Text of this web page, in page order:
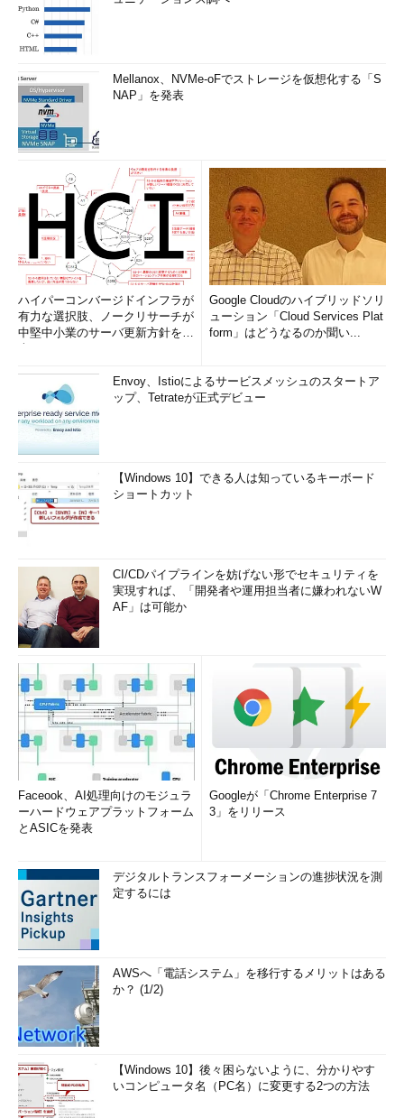
Mellanox、NVMe-oFでストレージを仮想化する「S
NAP」を発表
ハイパーコンバージドインフラが
有力な選択肢、ノークリサーチが
中堅中小業のサーバ更新方針を調
Google Cloudのハイブリッドソリ
ューション「Cloud Services Plat
form」はどうなるのか聞い...
Envoy、Istioによるサービスメッシュのスタートア
ップ、Tetrateが正式デビュー
【Windows 10】できる人は知っているキーボード
ショートカット
CI/CDパイプラインを妨げない形でセキュリティを
実現すれば、「開発者や運用担当者に嫌われないW
AF」は可能か
Faceook、AI処理向けのモジュラ
ーハードウェアプラットフォーム
とASICを発表
Googleが「Chrome Enterprise 7
3」をリリース
デジタルトランスフォーメーションの進捗状況を測
定するには
AWSへ「電話システム」を移行するメリットはある
か？ (1/2)
【Windows 10】後々困らないように、分かりやす
いコンピュータ名（PC名）に変更する2つの方法